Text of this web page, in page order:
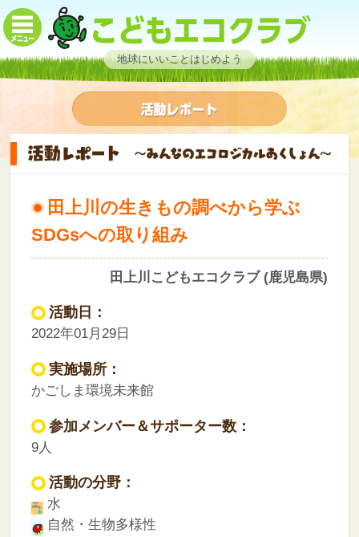
地球にいいことはじめよう
田上川の生きもの調べから学ぶ
SDGsへの取り組み
田上川こどもエコクラブ (鹿児島県)
活動日：
2022年01月29日
実施場所：
かごしま環境未来館
参加メンバー＆サポーター数：
9人
活動の分野：
水
自然・生物多様性